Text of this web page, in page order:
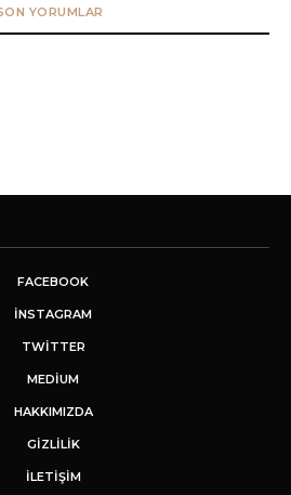
YORUMLAR
FACEBOOK
INSTAGRAM
TWITTER
MEDIUM
HAKKIMIZDA
GİZLİLİK
İLETIŞIM